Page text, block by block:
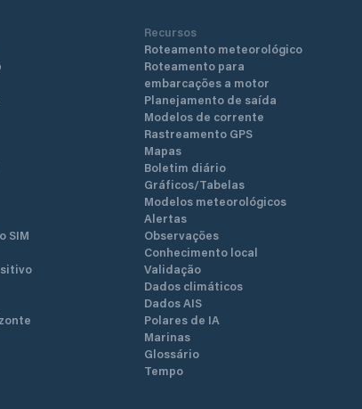
SIM
Recursos
Roteamento meteorológico
Roteamento para
embarcações a motor
Planejamento de saída
Modelos de corrente
Rastreamento GPS
Mapas
Boletim diário
Gráficos/Tabelas
Modelos meteorológicos
Alertas
Observações
Conhecimento local
Validação
Dados climáticos
Dados AIS
Polares de IA
Marinas
Glossário
Tempo